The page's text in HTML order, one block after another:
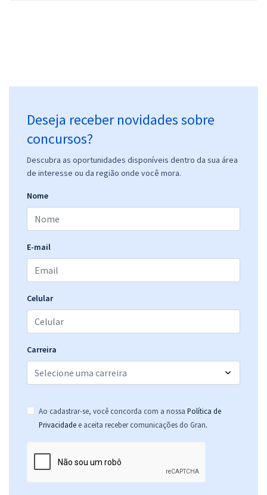
Deseja receber novidades sobre
concursos?
Descubra as oportunidades disponíveis dentro da sua área
de interesse ou da região onde você mora.
Nome
E-mail
Celular
Carreira
Ao cadastrar-se, você concorda com a nossa Política de
Privacidade e aceita receber comunicações do Gran.